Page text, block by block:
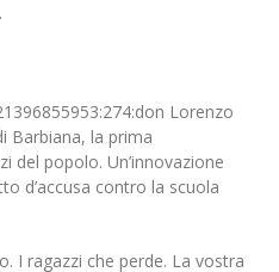
Lorenzo
Barbiana, la prima
del popolo. Un’innovazione
d’accusa contro la scuola
I ragazzi che perde. La vostra